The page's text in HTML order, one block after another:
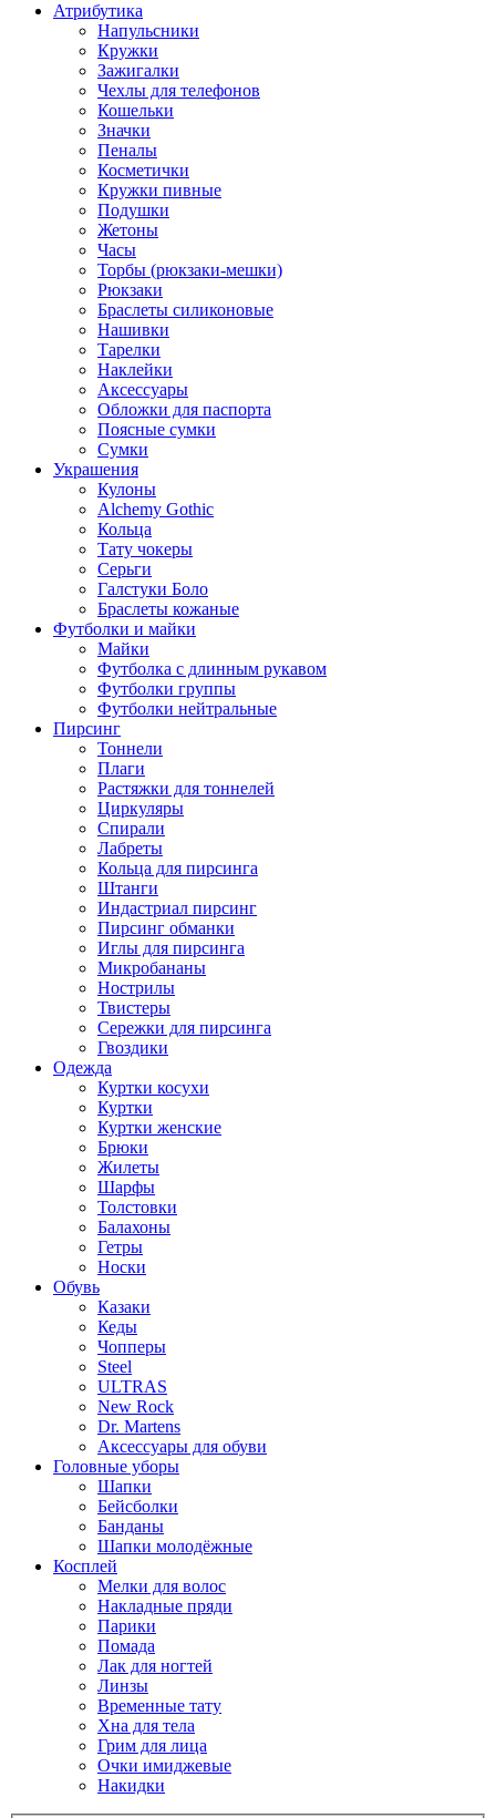
Атрибутика
Напульсники
Кружки
Зажигалки
Чехлы для телефонов
Кошельки
Значки
Пеналы
Косметички
Кружки пивные
Подушки
Жетоны
Часы
Торбы (рюкзаки-мешки)
Рюкзаки
Браслеты силиконовые
Нашивки
Тарелки
Наклейки
Аксессуары
Обложки для паспорта
Поясные сумки
Сумки
Украшения
Кулоны
Alchemy Gothic
Кольца
Тату чокеры
Серьги
Галстуки Боло
Браслеты кожаные
Футболки и майки
Майки
Футболка с длинным рукавом
Футболки группы
Футболки нейтральные
Пирсинг
Тоннели
Плаги
Растяжки для тоннелей
Циркуляры
Спирали
Лабреты
Кольца для пирсинга
Штанги
Индастриал пирсинг
Пирсинг обманки
Иглы для пирсинга
Микробананы
Нострилы
Твистеры
Сережки для пирсинга
Гвоздики
Одежда
Куртки косухи
Куртки
Куртки женские
Брюки
Жилеты
Шарфы
Толстовки
Балахоны
Гетры
Носки
Обувь
Казаки
Кеды
Чопперы
Steel
ULTRAS
New Rock
Dr. Martens
Аксессуары для обуви
Головные уборы
Шапки
Бейсболки
Банданы
Шапки молодёжные
Косплей
Мелки для волос
Накладные пряди
Парики
Помада
Лак для ногтей
Линзы
Временные тату
Хна для тела
Грим для лица
Очки имиджевые
Накидки